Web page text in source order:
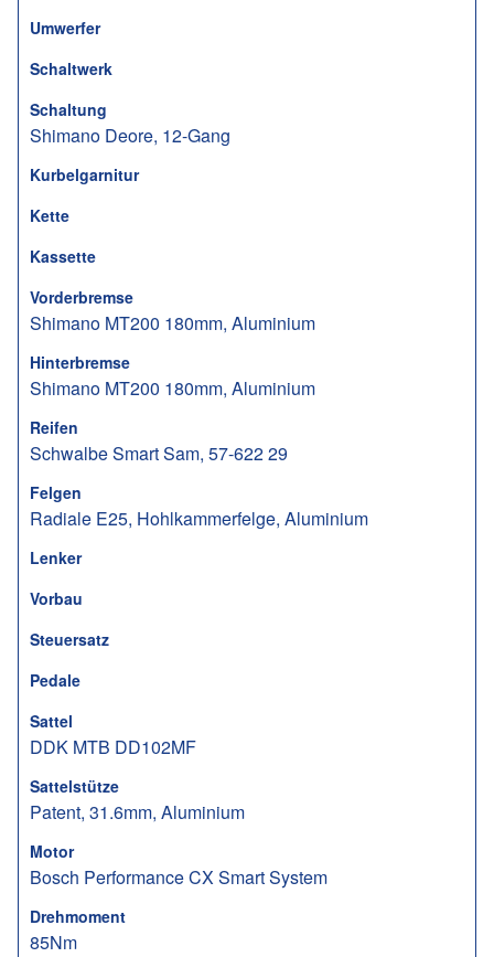
Umwerfer
Schaltwerk
Schaltung
Shimano Deore, 12-Gang
Kurbelgarnitur
Kette
Kassette
Vorderbremse
Shimano MT200 180mm, Aluminium
Hinterbremse
Shimano MT200 180mm, Aluminium
Reifen
Schwalbe Smart Sam, 57-622 29
Felgen
Radiale E25, Hohlkammerfelge, Aluminium
Lenker
Vorbau
Steuersatz
Pedale
Sattel
DDK MTB DD102MF
Sattelstütze
Patent, 31.6mm, Aluminium
Motor
Bosch Performance CX Smart System
Drehmoment
85Nm